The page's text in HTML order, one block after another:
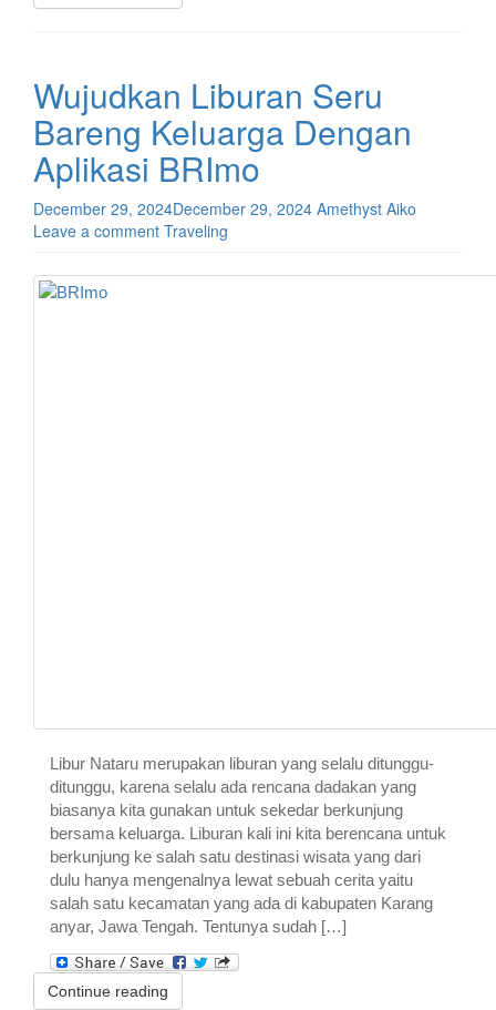
Wujudkan Liburan Seru
Bareng Keluarga Dengan
Aplikasi BRImo
December 29, 2024December 29, 2024 Amethyst Aiko
Leave a comment Traveling
Libur Nataru merupakan liburan yang selalu ditunggu-
ditunggu, karena selalu ada rencana dadakan yang
biasanya kita gunakan untuk sekedar berkunjung
bersama keluarga. Liburan kali ini kita berencana untuk
berkunjung ke salah satu destinasi wisata yang dari
dulu hanya mengenalnya lewat sebuah cerita yaitu
salah satu kecamatan yang ada di kabupaten Karang
anyar, Jawa Tengah. Tentunya sudah […]
Continue reading